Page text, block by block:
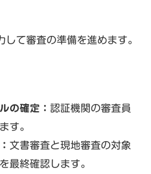
て審査の準備を進めます。
の確定： 認証機関の審査員
す。
文書審査と現地審査の対象
最終確認します。